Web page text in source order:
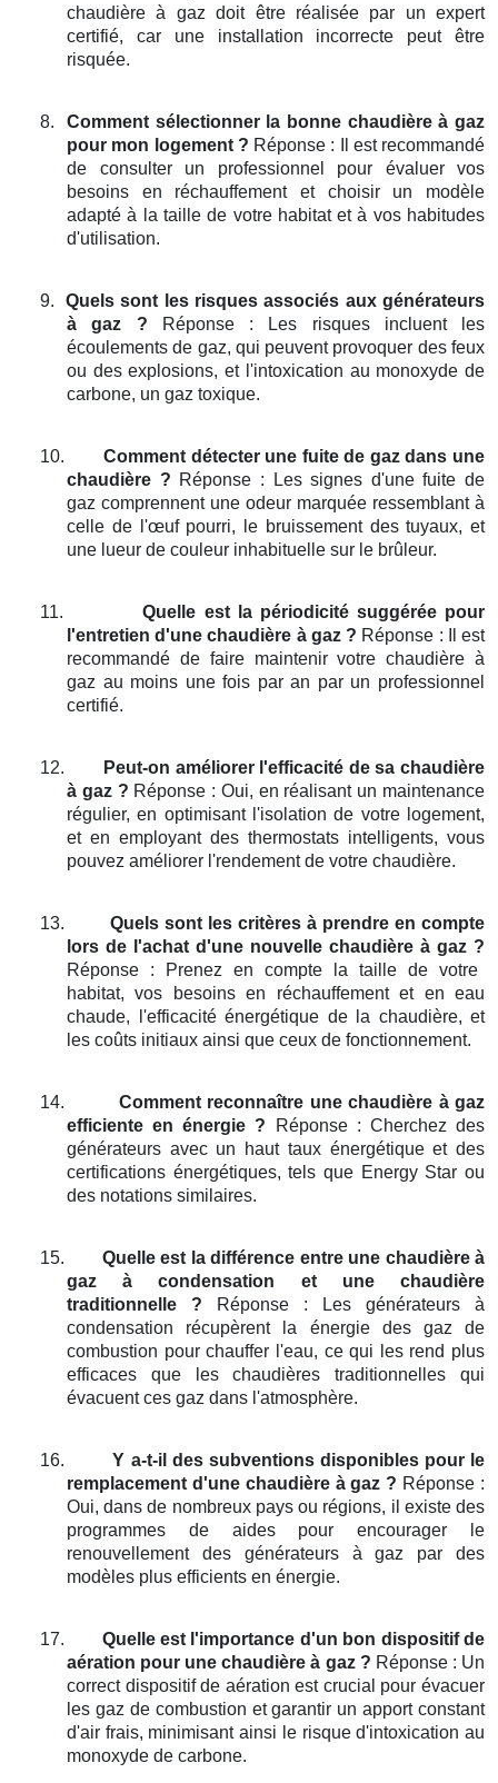
chaudière à gaz doit être réalisée par un expert
certifié, car une installation incorrecte peut être
risquée.
8.
Comment sélectionner la bonne chaudière à gaz
pour mon logement ? Réponse : Il est recommandé
de consulter un professionnel pour évaluer vos
besoins en réchauffement et choisir un modèle
adapté à la taille de votre habitat et à vos habitudes
d'utilisation.
9.
Quels sont les risques associés aux générateurs
à gaz ? Réponse : Les risques incluent les
écoulements de gaz, qui peuvent provoquer des feux
ou des explosions, et l'intoxication au monoxyde de
carbone, un gaz toxique.
10.
Comment détecter une fuite de gaz dans une
chaudière ? Réponse : Les signes d'une fuite de
gaz comprennent une odeur marquée ressemblant à
celle de l'œuf pourri, le bruissement des tuyaux, et
une lueur de couleur inhabituelle sur le brûleur.
11.
Quelle est la périodicité suggérée pour
l'entretien d'une chaudière à gaz ? Réponse : Il est
recommandé de faire maintenir votre chaudière à
gaz au moins une fois par an par un professionnel
certifié.
12.
Peut-on améliorer l'efficacité de sa chaudière
à gaz ? Réponse : Oui, en réalisant un maintenance
régulier, en optimisant l'isolation de votre logement,
et en employant des thermostats intelligents, vous
pouvez améliorer l'rendement de votre chaudière.
13.
Quels sont les critères à prendre en compte
lors de l'achat d'une nouvelle chaudière à gaz ?
Réponse : Prenez en compte la taille de votre
habitat, vos besoins en réchauffement et en eau
chaude, l'efficacité énergétique de la chaudière, et
les coûts initiaux ainsi que ceux de fonctionnement.
14.
Comment reconnaître une chaudière à gaz
efficiente en énergie ? Réponse : Cherchez des
générateurs avec un haut taux énergétique et des
certifications énergétiques, tels que Energy Star ou
des notations similaires.
15.
Quelle est la différence entre une chaudière à
gaz à condensation et une chaudière
traditionnelle ? Réponse : Les générateurs à
condensation récupèrent la énergie des gaz de
combustion pour chauffer l'eau, ce qui les rend plus
efficaces que les chaudières traditionnelles qui
évacuent ces gaz dans l'atmosphère.
16.
Y a-t-il des subventions disponibles pour le
remplacement d'une chaudière à gaz ? Réponse :
Oui, dans de nombreux pays ou régions, il existe des
programmes de aides pour encourager le
renouvellement des générateurs à gaz par des
modèles plus efficients en énergie.
17.
Quelle est l'importance d'un bon dispositif de
aération pour une chaudière à gaz ? Réponse : Un
correct dispositif de aération est crucial pour évacuer
les gaz de combustion et garantir un apport constant
d'air frais, minimisant ainsi le risque d'intoxication au
monoxyde de carbone.